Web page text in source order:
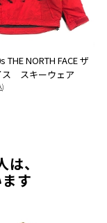
THE NORTH FACE ザ
ス スキーウェア
、
す